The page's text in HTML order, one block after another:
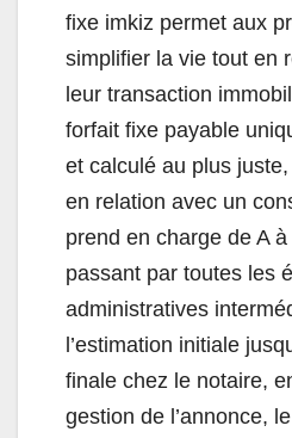
fixe imkiz permet aux
simplifier la vie tout en
leur transaction
forfait fixe payable
et calculé au plus
en relation avec un
prend en charge de A
passant par toutes les
administratives
l’estimation initiale
finale chez le notaire,
gestion de l’annonce,